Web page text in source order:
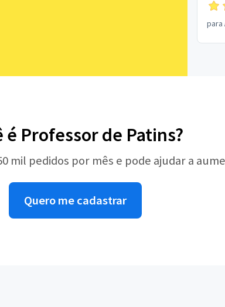
para
é Professor de Patins?
mil pedidos por mês e pode ajudar a
Quero me cadastrar